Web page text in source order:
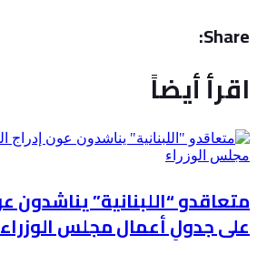
Share:
اقرأ أيضاً
متعاقدو “اللبنانية” يناشدون
على جدولِ أعمال مجلس الوزراء